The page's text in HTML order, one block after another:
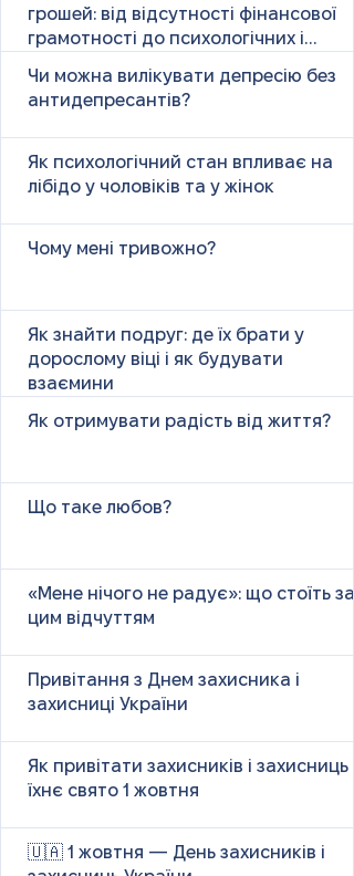
грошей: від відсутності фінансової
грамотності до психологічних і
Чи можна вилікувати депресію без
антидепресантів?
Як психологічний стан впливає на
лібідо у чоловіків та у жінок
Чому мені тривожно?
Як знайти подруг: де їх брати у
дорослому віці і як будувати
взаємини
Як отримувати радість від життя?
Що таке любов?
«Мене нічого не радує»: що стоїть за
цим відчуттям
Привітання з Днем захисника і
захисниці України
Як привітати захисників і захисниць у
їхнє свято 1 жовтня
🇺🇦 1 жовтня — День захисників і